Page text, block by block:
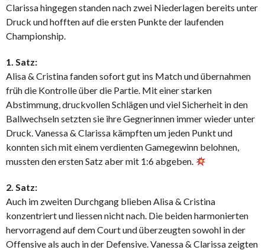
Clarissa hingegen standen nach zwei Niederlagen bereits unter
Druck und hofften auf die ersten Punkte der laufenden
Championship.
1. Satz:
Alisa & Cristina fanden sofort gut ins Match und übernahmen
früh die Kontrolle über die Partie. Mit einer starken
Abstimmung, druckvollen Schlägen und viel Sicherheit in den
Ballwechseln setzten sie ihre Gegnerinnen immer wieder unter
Druck. Vanessa & Clarissa kämpften um jeden Punkt und
konnten sich mit einem verdienten Gamegewinn belohnen,
mussten den ersten Satz aber mit 1:6 abgeben.
2. Satz:
Auch im zweiten Durchgang blieben Alisa & Cristina
konzentriert und liessen nicht nach. Die beiden harmonierten
hervorragend auf dem Court und überzeugten sowohl in der
Offensive als auch in der Defensive. Vanessa & Clarissa zeigten